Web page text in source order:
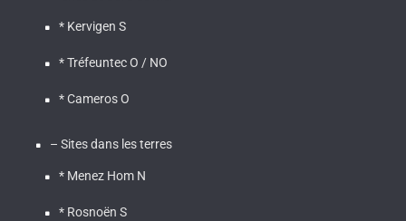
* Kervigen S
* Tréfeuntec O / NO
* Cameros O
– Sites dans les terres
* Menez Hom N
* Rosnoën S